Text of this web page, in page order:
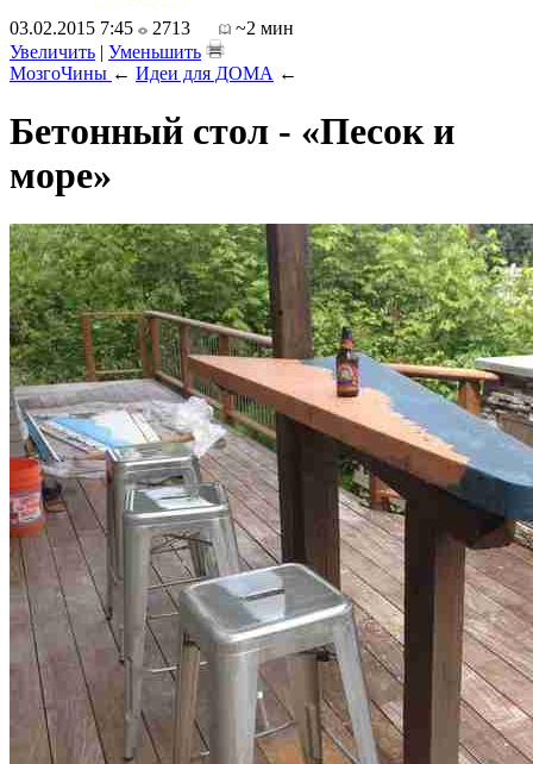
03.02.2015 7:45
2713
~2 мин
Увеличить | Уменьшить
МозгоЧины ← Идеи для ДОМА ←
Бетонный стол - «Песок и
море»